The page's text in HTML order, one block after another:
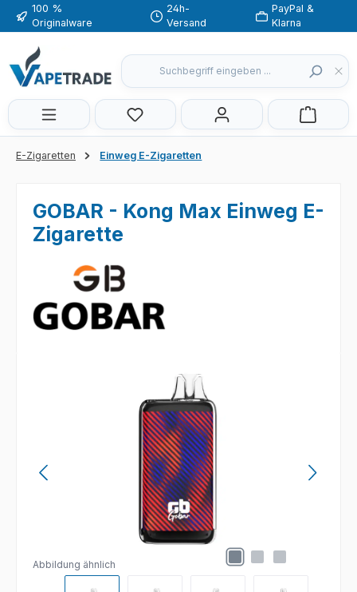
Zum Hauptinhalt springen
100 %
Originalware
24h-
Versand
PayPal &
Klarna
Du hast 0 Produkte auf dem
E-Zigaretten Einweg E-Zigaretten
GOBAR - Kong Max Einweg E-
Zigarette
Abbildung ähnlich